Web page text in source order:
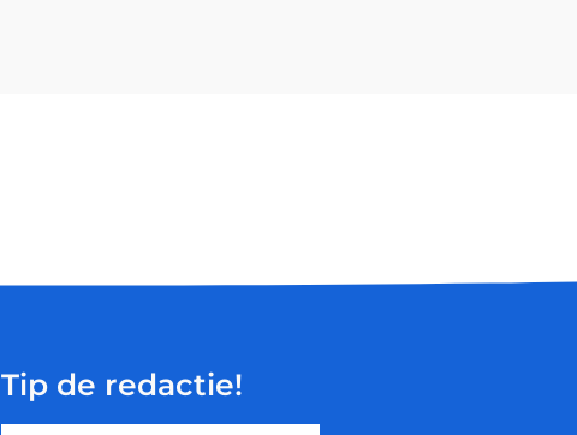
Tip de redactie!